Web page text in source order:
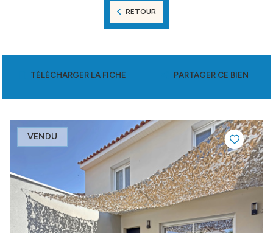
RETOUR
TÉLÉCHARGER LA FICHE PARTAGER CE BIEN
VENDU